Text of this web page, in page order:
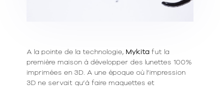
A la pointe de la technologie, Mykitafut la
première maison à développer des lunettes 100%
imprimées en 3D. A une époque où l’impression
3D ne servait qu’à faire maquettes et